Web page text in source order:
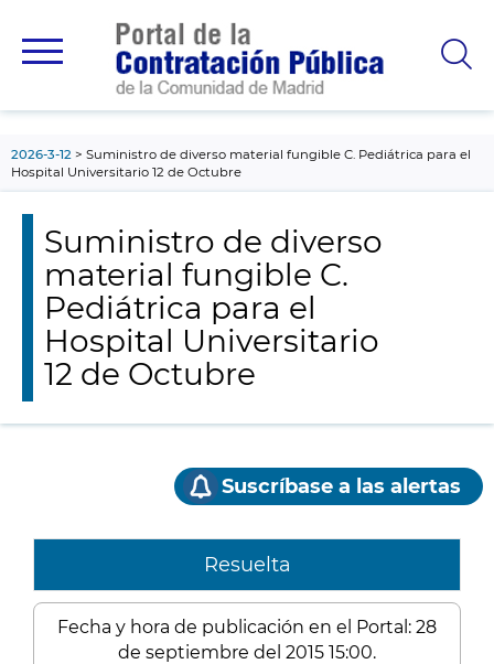
principal
2026-3-12
Suministro de diverso material fungible C. Pediátrica para el
Hospital Universitario 12 de Octubre
Suministro de diverso
material fungible C.
Pediátrica para el
Hospital Universitario
12 de Octubre
Suscríbase a las alertas
Resuelta
Fecha y hora de publicación en el Portal: 28
de septiembre del 2015 15:00.